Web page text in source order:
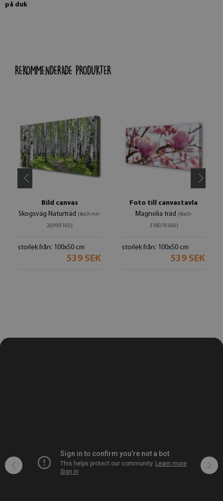
på duk
REKOMMENDERADE PRODUKTER
Bild canvas
Skogsväg Naturträd (#och-nn-
26999160)
storlek från: 100x50 cm
539 SEK
Foto till canvastavla
Magnolia träd (#och-
318076566)
storlek från: 100x50 cm
539 SEK